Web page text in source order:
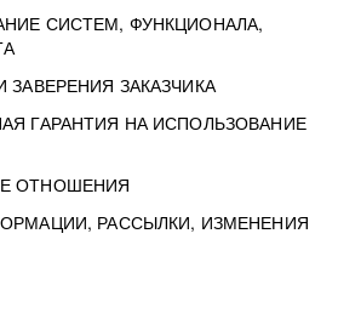
СИСТЕМ, ФУНКЦИОНАЛА,
ЗАВЕРЕНИЯ ЗАКАЗЧИКА
ГАРАНТИЯ НА ИСПОЛЬЗОВАНИЕ
ОТНОШЕНИЯ
РАССЫЛКИ, ИЗМЕНЕНИЯ